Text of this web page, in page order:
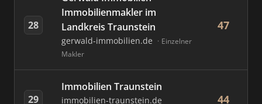
28
Immobilienmakler im
Landkreis Traunstein
gerwald-immobilien.de
Einzelner
Makler
47
29
Immobilien Traunstein
immobilien-traunstein.de 44